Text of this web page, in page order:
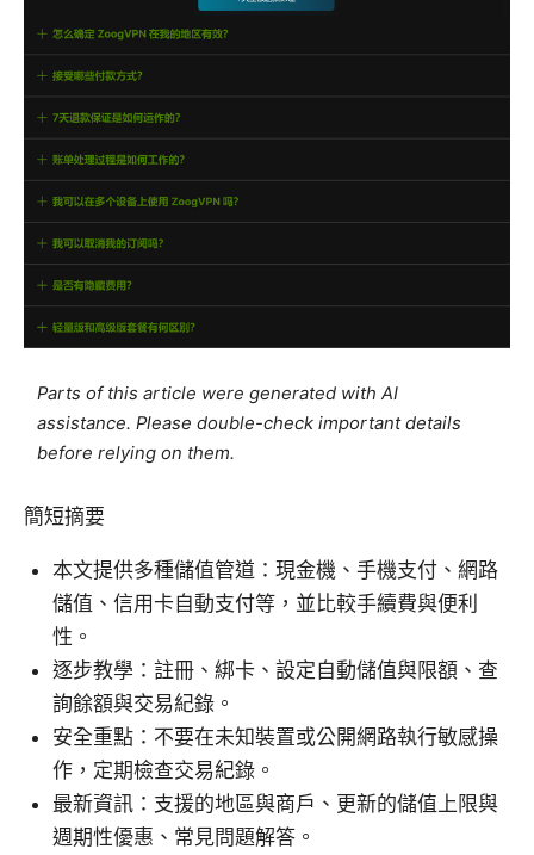
Parts of this article were generated with AI
assistance. Please double-check important details
before relying on them.
簡短摘要
本文提供多種儲值管道：現金機、手機支付、網路
儲值、信用卡自動支付等，並比較手續費與便利
性。
逐步教學：註冊、綁卡、設定自動儲值與限額、查
詢餘額與交易紀錄。
安全重點：不要在未知裝置或公開網路執行敏感操
作，定期檢查交易紀錄。
最新資訊：支援的地區與商戶、更新的儲值上限與
週期性優惠、常見問題解答。